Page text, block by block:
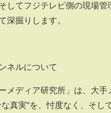
してフジテレビ側の現場
深掘りします。
ネルについて
ーメディア研究所」は、大
真実"を、忖度なく、そし